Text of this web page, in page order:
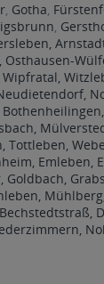
, Gotha,
,
Tottleben,
Emleben,
Goldbach,
Bechstedtstraß,